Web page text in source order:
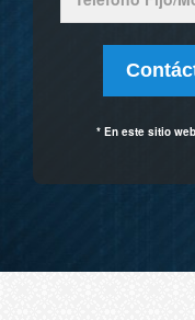
* En este sitio